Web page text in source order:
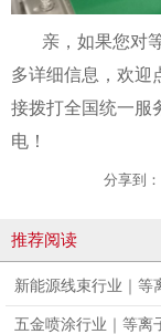
亲，如果您对等
多详细信息，欢迎
接拨打全国统一服
电！
分享到：
推荐阅读
新能源线束行业｜等
五金喷涂行业｜等离